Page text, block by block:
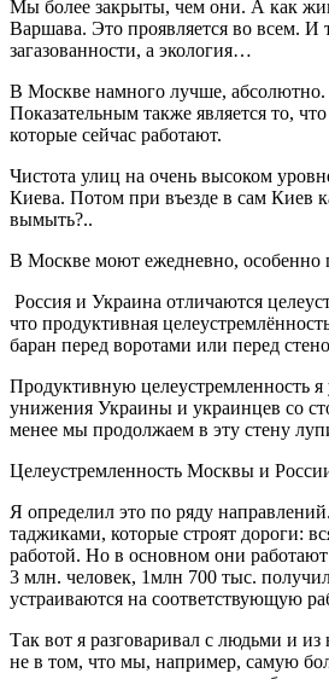
Мы более закрыты, чем они. А как
Варшава. Это проявляется во всем. И
загазованности, а экология…
В Москве намного лучше, абсолютно.
Показательным также является то,
которые сейчас работают.
Чистота улиц на очень высоком
Киева. Потом при въезде в сам Киев
вымыть?..
В Москве моют ежедневно,
Россия и Украина отличаются
что продуктивная
баран перед воротами или перед
Продуктивную целеустремленность
унижения Украины и украинцев со
менее мы продолжаем в эту стену
Целеустремленность Москвы и
Я определил это по ряду
таджиками, которые строят дороги:
работой. Но в основном они
3 млн. человек, 1млн 700 тыс.
устраиваются на соответствующую
Так вот я разговаривал с людьми и
не в том, что мы, например, самую